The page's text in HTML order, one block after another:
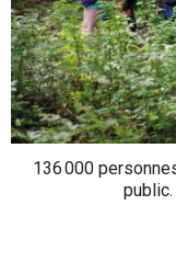
136 000